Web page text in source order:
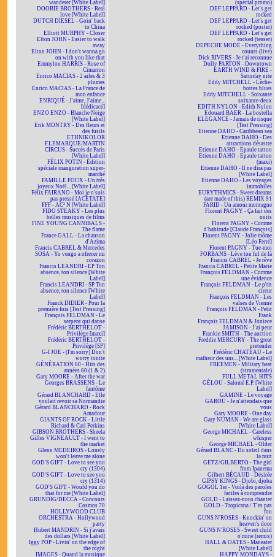
wanderer [White Label]
DOOBIE BROTHERS - Real
love [White Label]
DUTCH DIESEL - Goin' back
to China
Elliott MURPHY - Closer
Elton JOHN - Easier to walk
away
Elton JOHN - I don't wanna go
on with you like that
Emmylou HARRIS - Rose of
Cimarron
Enrico MACIAS - 2 ailes & 3
plumes
Enrico MACIAS - La France de
mon enfance
ENRIQUÉ - J'aime, J'aime...
[dédicacé]
ENZO ENZO - Blanche Neige
[White Label]
Erik MONTRY - Des fleurs et
des fusils
ETHNIKOLOR
F.LEMARQUE/MARTIN
CIRCUS - Succès de Paris
[White Label]
FÉLIX POTIN - Édition
spéciale inauguration super-
marché
FAMILLE FOUX - Un très
joyeux Noël... [White Label]
Félix FAIRANO - Moi je n'suis
pas pressé [ACÉTATE]
FFF - AC² N [White Label]
FIDO STEAKY - Les plus
belles musiques de films
FINE YOUNG CANNIBALS -
The flame
France GALL - La chanson
d'Azima
Francis CABREL & Mercedes
SOSA - Yo vengo a ofrecer mi
corazon
Francis LEANDRI - EP Ton
absence, ton silence [White
Label]
Francis LEANDRI - SP Ton
absence, ton silence [White
Label]
Franck DIDIER - Pour la
première fois [Test Pressing]
François FELDMAN - Le
serpent qui danse
Frédéric BERTHELOT -
Privilège [maxi]
Frédéric BERTHELOT -
Privilège [SP]
G-I JOE - (I'm sorry) Don't
worry tonite
GÉNÉRATION 60 - Hits des
années 60 (1 & 2)
Gary MOORE - After the war
Georges BRASSENS - Le
fantôme
Gérard BLANCHARD - Elle
voulait revoir sa Normandie
Gérard BLANCHARD - Rock
Amadour
GIANTS OF ROCK - Little
Richard & Carl Perkins
GIBSON BROTHERS - Sheela
Gilles VIGNEAULT - I went to
the market
Glenn MEDEIROS - Lonely
won't leave me alone
GOD'S GIFT - Love to see you
cry (1304)
GOD'S GIFT - Love to see you
cry (1314)
GOD'S GIFT - Would you do
that for me [White Label]
GRUNDIG/DECCA - Concours
Cosmos 70
HOLLYWOOD CLUB
ORCHESTRA - Hollywood
party
Hubert MANDRIN - Si j'avais
des dollars [White Label]
Iggy POP - Livin' on the edge of
the night
IMAGES - Quand la musique
(spécial promo)
DEF LEPPARD - Let's get
rocked
DEF LEPPARD - Let's get
rocked (poster)
DEF LEPPARD - Let's get
rocked (teaser)
DEPECHE MODE - Everything
counts (live)
Dick RIVERS - Je t'ai reconnue
Dolly PARTON - Downtown
EARTH WIND & FIRE -
Saturday nite
Eddy MITCHELL - Lèche-
bottes blues
Eddy MITCHELL - Soixante
soixante-deux
EDITH NYLON - Edith Nylon
Edouard BAER - La bostella
ELEGANCE - Jamais de risque
[Test Pressing]
Etienne DAHO - Caribbean sea
Etienne DAHO - Des
attractions désastre
Etienne DAHO - Epaule tattoo
Etienne DAHO - Epaule tattoo
(maxi)
Etienne DAHO - Il ne dira pas
[White Label]
Etienne DAHO - Les voyages
immobiles
EURYTHMICS - Sweet dreams
(are made of this) REMIX 91
FARID - Un amour montagne
Florent PAGNY - Ça fait des
nuits
Florent PAGNY - Comme
d'habitude [Claude François]
Florent PAGNY - Jolie môme
[Léo Ferré]
Florent PAGNY - Tue-moi
FORBANS - Lève ton ful de là
Francis CABREL - Je rêve
Francis CABREL - Petite Marie
François FELDMAN - Comme
une évidence
François FELDMAN - Le p'tit
cireur
François FELDMAN - Les
valses de Vienne
François FELDMAN - Petit
Frank
François FELDMAN & Joniece
JAMISON - J'ai peur
Frankie SMITH - The auction
Freddie MERCURY - The great
pretender
Frédéric CHATEAU - Le
malheur des uns... [White Label]
FREEMEN - Military beat
(strumentale)
FULL METAL HITS
GÉLOU - Salomé E.P. [White
Label]
GAMINE - Le voyage
GAROU - Je n'attendais que
vous
Gary MOORE - One day
Gary NUMAN - We are glass
[White Label]
George MICHAEL - Careless
whisper
George MICHAEL - Older
Gérard BLANC - Du soleil dans
la nuit
GETZ/GILBERTO - The girl
from Ipanema
Gilbert BÉCAUD - Désirée
GIPSY KINGS - Djobi, djoba
GOGOL 1er - Voilà des paroles
faciles à comprendre
GOLD - Laissez-nous chanter
GOLD - Tropicana / T'es pas
fou
GUNS N'ROSES - Knockin' on
heaven's door
GUNS N'ROSES - Sweet child
o'mine (remix)
HALL & OATES - Maneater
[White Label]
HAPPY MONDAYS -